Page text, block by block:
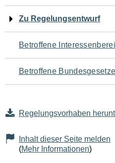
für
den
Seiteninhalt
Zu Regelungsentwurf
Betroffene
Betroffene Bundesgesetze
Regelungsvorhaben
Inhalt dieser Seite melden
(Mehr Informationen)